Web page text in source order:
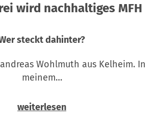
wird nachhaltiges MFH
steckt dahinter?
Wohlmuth aus Kelheim. In
meinem…
weiterlesen